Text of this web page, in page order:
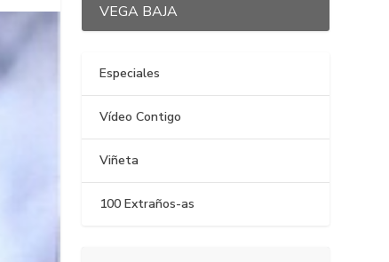
VEGA BAJA
Especiales
Vídeo Contigo
Viñeta
100 Extraños-as